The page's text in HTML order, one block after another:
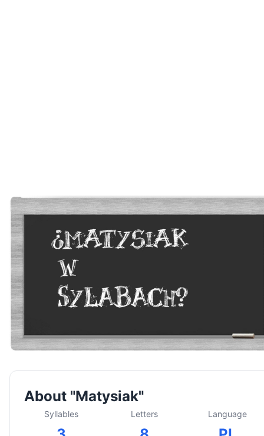
About "Matysiak"
Syllables Letters Language